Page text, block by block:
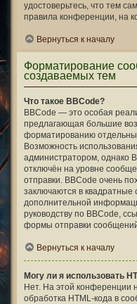
удостоверьтесь, что тем
правила конференции, на
Вернуться к началу
Форматирование
создаваемых тем
Что такое BBCode?
BBCode — это особая
предлагающая большие
форматированию
Возможность
администратором, однако
отключён на уровне
отправки. BBCode очень
заключаются в квадратные
дополнительной
руководству по BBCode,
формы отправки
Вернуться к началу
Могу ли я использовать
Нет. На этой конференции
обработка HTML-кода в